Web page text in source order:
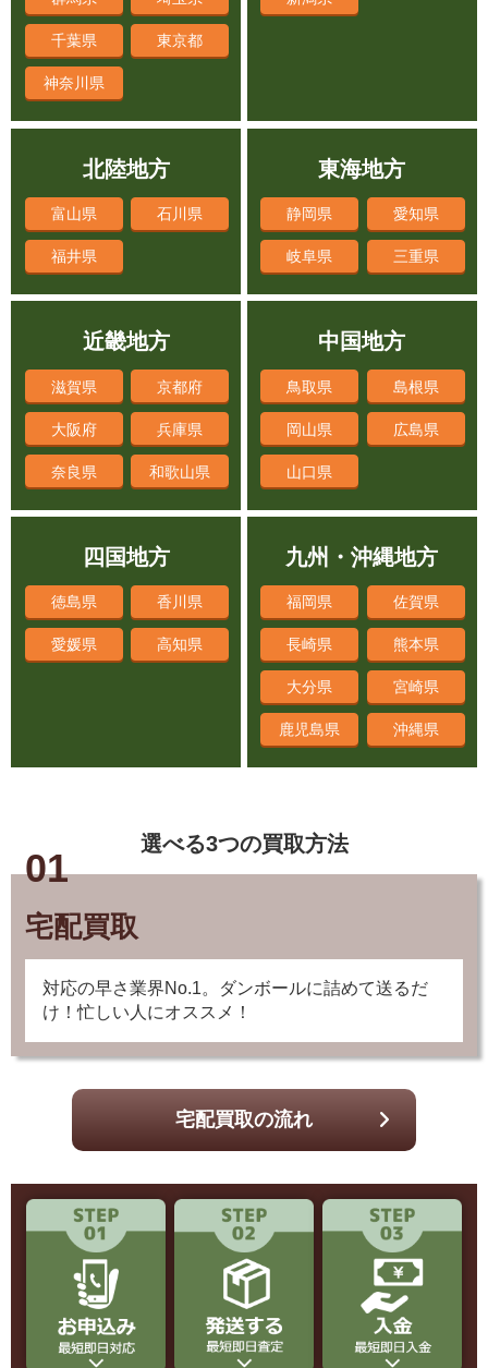
千葉県 東京都
神奈川県
北陸地方
富山県 石川県
福井県
東海地方
静岡県 愛知県
岐阜県 三重県
近畿地方
滋賀県 京都府
大阪府 兵庫県
奈良県 和歌山県
中国地方
鳥取県 島根県
岡山県 広島県
山口県
四国地方
徳島県 香川県
愛媛県 高知県
九州・沖縄地方
福岡県 佐賀県
長崎県 熊本県
大分県 宮崎県
鹿児島県 沖縄県
選べる3つの買取方法
01
宅配買取
け！忙しい人にオススメ！